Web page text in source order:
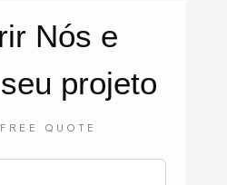
Nós e
projeto
QUOTE